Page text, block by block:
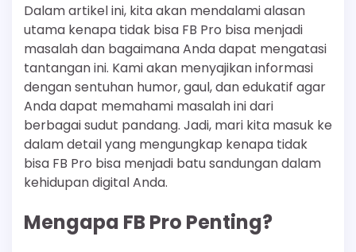
Dalam artikel ini, kita akan mendalami alasan
utama kenapa tidak bisa FB Pro bisa menjadi
masalah dan bagaimana Anda dapat mengatasi
tantangan ini. Kami akan menyajikan informasi
dengan sentuhan humor, gaul, dan edukatif agar
Anda dapat memahami masalah ini dari
berbagai sudut pandang. Jadi, mari kita masuk ke
dalam detail yang mengungkap kenapa tidak
bisa FB Pro bisa menjadi batu sandungan dalam
kehidupan digital Anda.
Mengapa FB Pro Penting?